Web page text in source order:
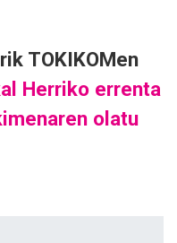
TOKIKOMen
Herriko errenta
olatu